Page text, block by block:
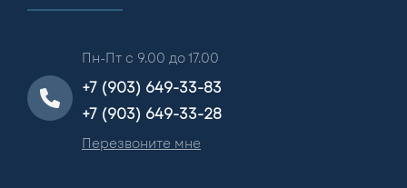
Пн-Пт с 9.00 до 17.00
+7 (903) 649-33-83
+7 (903) 649-33-28
Перезвоните мне